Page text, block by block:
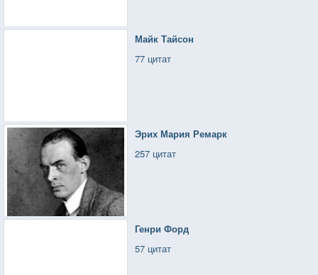
Майк Тайсон
77 цитат
Эрих Мария Ремарк
257 цитат
Генри Форд
57 цитат